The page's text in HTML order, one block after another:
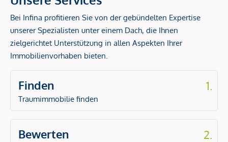
Bei Infina profitieren Sie von der gebündelten Expertise
unserer Spezialisten unter einem Dach, die Ihnen
zielgerichtet Unterstützung in allen Aspekten Ihrer
Immobilienvorhaben bieten.
Finden
Traumimmobilie finden
1.
Bewerten 2.